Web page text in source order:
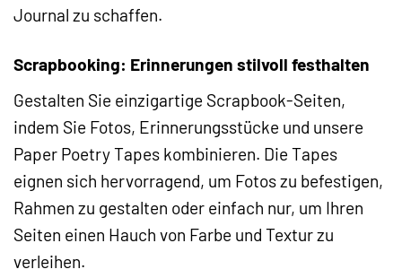
Journal zu schaffen.
Scrapbooking: Erinnerungen stilvoll festhalten
Gestalten Sie einzigartige Scrapbook-Seiten,
indem Sie Fotos, Erinnerungsstücke und unsere
Paper Poetry Tapes kombinieren. Die Tapes
eignen sich hervorragend, um Fotos zu befestigen,
Rahmen zu gestalten oder einfach nur, um Ihren
Seiten einen Hauch von Farbe und Textur zu
verleihen.